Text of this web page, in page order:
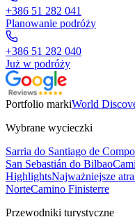
+386 51 282 041
Planowanie podróży
+386 51 282 040
Już w podróży
Portfolio markiWorld
Wybrane wycieczki
Sarria do Santiago de
San Sebastián do Bilbao
HighlightsNajważniejsze
NorteCamino Finisterre
Przewodniki turystyczne